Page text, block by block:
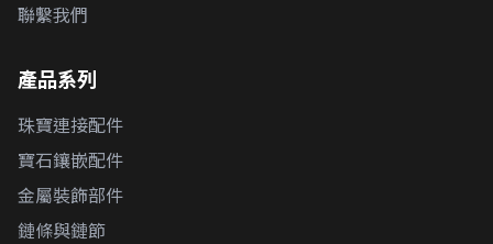
聯繫我們
產品系列
珠寶連接配件
寶石鑲嵌配件
金屬裝飾部件
鏈條與鏈節